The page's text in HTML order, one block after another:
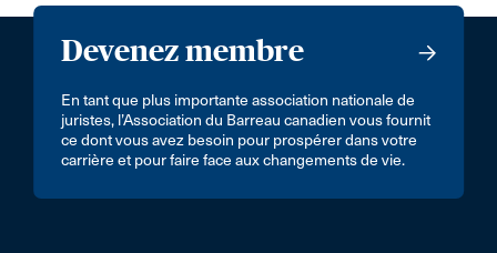
Devenez membre
En tant que plus importante association nationale de
juristes, l’Association du Barreau canadien vous fournit
ce dont vous avez besoin pour prospérer dans votre
carrière et pour faire face aux changements de vie.